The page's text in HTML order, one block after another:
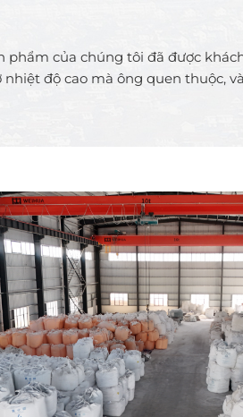
phẩm của chúng tôi đã được
nhiệt độ cao mà ông quen thuộc,